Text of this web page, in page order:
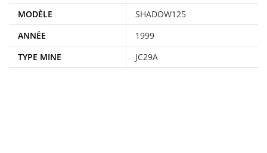
MODÈLE
SHADOW125
ANNÉE
1999
TYPE MINE
JC29A